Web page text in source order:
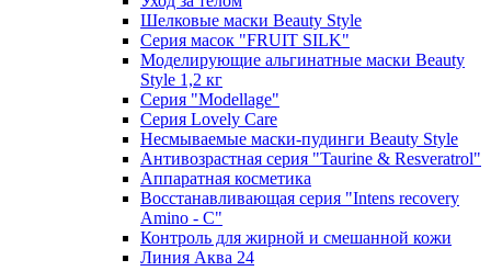
Шелковые маски Beauty Style
Серия масок "FRUIT SILK"
Моделирующие альгинатные маски Beauty
Style 1,2 кг
Серия "Modellage"
Cерия Lovely Care
Несмываемые маски-пудинги Beauty Style
Антивозрастная серия "Taurine & Resveratrol"
Аппаратная косметика
Восстанавливающая серия "Intens recovery
Amino - C"
Контроль для жирной и смешанной кожи
Линия Аква 24